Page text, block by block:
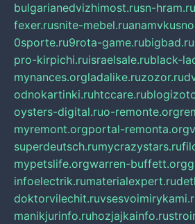
bulgarianedvizhimost.rusn-hram.ru
fexer.rusnite-mebel.ru
0sporte.ru9rota-game.rubigbad.ru
pro-kirpichi.ruisraelsale.rublack-
mynances.orgladalike.ruzozor.ru
odnokartinki.ruhtccare.ru
oysters-digital.ruo-remonte.org
myremont.orgportal-remonta.org
superdeutsch.rumycrazystars.ru
mypetslife.orgwarren-buffett.org
infoelectrik.rumaterialexpert.ru
doktorvilechit.ru
manikjurinfo.ruhozjajkainfo.ru